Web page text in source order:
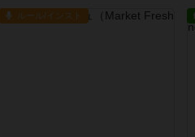
ルール/インスト